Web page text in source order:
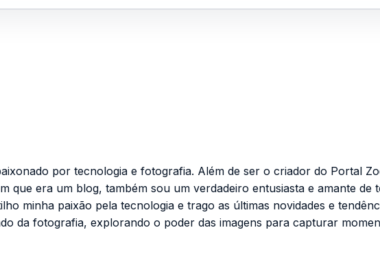
por tecnologia e fotografia. Além de ser o criador do Portal
que era um blog, também sou um verdadeiro entusiasta e amante de
minha paixão pela tecnologia e trago as últimas novidades e
da fotografia, explorando o poder das imagens para capturar